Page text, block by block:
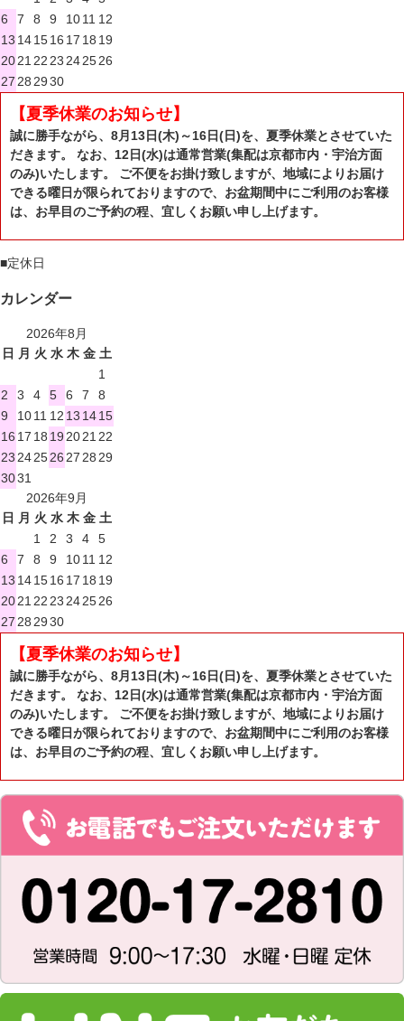
6
7 8 9 1011 12
13 141516 17 18 19
2021 22 23 242526
27 28 2930
【夏季休業のお知らせ】
誠に勝手ながら、8月13日(木)～16日(日)を、夏季休業とさせていた
だきます。 なお、12日(水)は通常営業(集配は京都市内・宇治方面
のみ)いたします。 ご不便をお掛け致しますが、地域によりお届け
できる曜日が限られておりますので、お盆期間中にご利用のお客様
は、お早目のご予約の程、宜しくお願い申し上げます。
■定休日
カレンダー
2026年8月
日
月 火 水 木 金 土
1
2
3 4 5 6 7
8
9
1011 12 13 1415
16 17 18 19 2021 22
23 242526 27 28 29
3031
2026年9月
日
月 火 水 木 金 土
1
2 3 4
5
6
7 8 9 1011 12
13 141516 17 18 19
2021 22 23 242526
27 28 2930
【夏季休業のお知らせ】
誠に勝手ながら、8月13日(木)～16日(日)を、夏季休業とさせていた
だきます。 なお、12日(水)は通常営業(集配は京都市内・宇治方面
のみ)いたします。 ご不便をお掛け致しますが、地域によりお届け
できる曜日が限られておりますので、お盆期間中にご利用のお客様
は、お早目のご予約の程、宜しくお願い申し上げます。